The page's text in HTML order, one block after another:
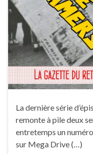
La dernière série
remonte à pile deux
entretemps un
sur Mega Drive (…)